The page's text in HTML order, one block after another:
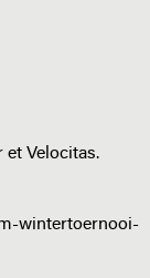
Velocitas.
wintertoernooi-